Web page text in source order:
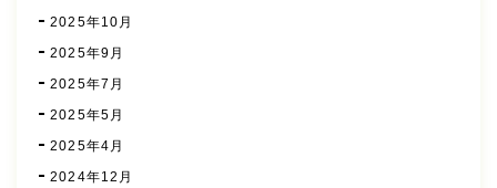
2025年10月
2025年9月
2025年7月
2025年5月
2025年4月
2024年12月